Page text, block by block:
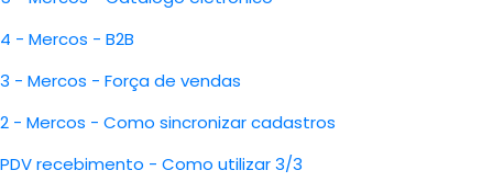
4 - Mercos - B2B
3 - Mercos - Força de vendas
2 - Mercos - Como sincronizar cadastros
PDV recebimento - Como utilizar 3/3